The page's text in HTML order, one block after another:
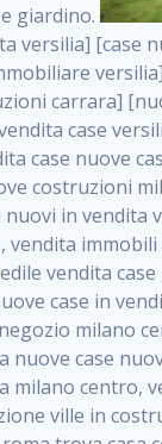
giardino.